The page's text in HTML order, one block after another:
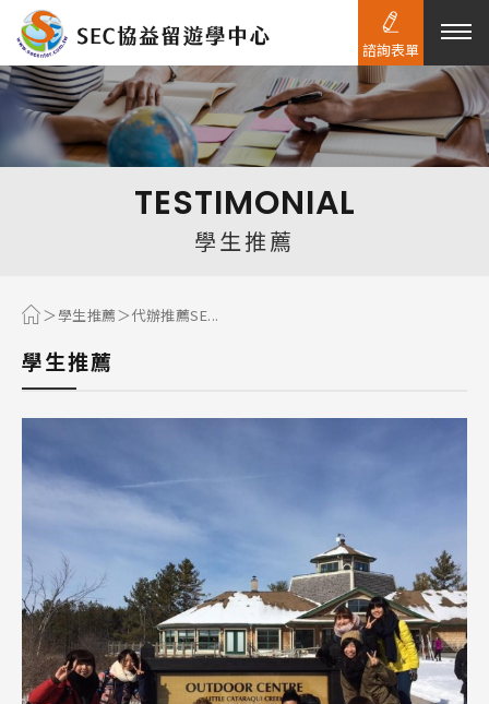
熱門搜尋：
TESTIMONIAL
學生推薦
學生推薦 代辦推薦SE...
學生推薦
諮詢表單